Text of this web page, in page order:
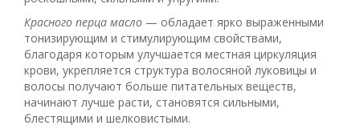
Красного перца масло — обладает ярко выраженными
тонизирующим и стимулирующим свойствами,
благодаря которым улучшается местная циркуляция
крови, укрепляется структура волосяной луковицы и
волосы получают больше питательных веществ,
начинают лучше расти, становятся сильными,
блестящими и шелковистыми.